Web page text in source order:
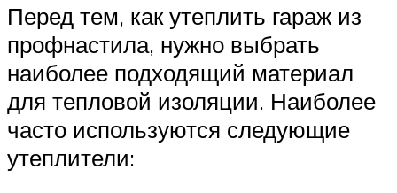
Перед тем, как утеплить гараж из
профнастила, нужно выбрать
наиболее подходящий материал
для тепловой изоляции. Наиболее
часто используются следующие
утеплители: